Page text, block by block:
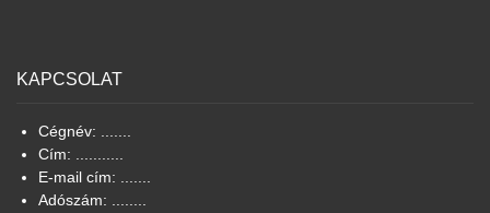
KAPCSOLAT
Cégnév: .......
Cím: ...........
E-mail cím: .......
Adószám: ........